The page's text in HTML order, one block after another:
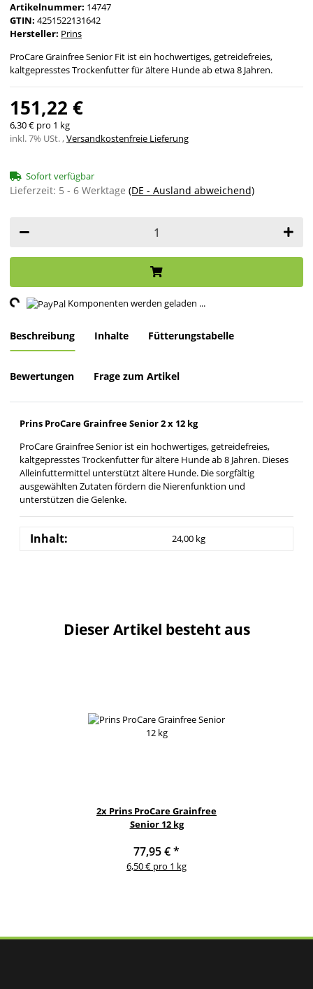
Artikelnummer: 14747
GTIN: 4251522131642
Hersteller: Prins
ProCare Grainfree Senior Fit ist ein hochwertiges, getreidefreies,
kaltgepresstes Trockenfutter für ältere Hunde ab etwa 8 Jahren.
151,22 €
6,30 € pro 1 kg
inkl. 7% USt. ,Versandkostenfreie Lieferung
Sofort verfügbar
Lieferzeit: 5 - 6 Werktage (DE - Ausland abweichend)
Komponenten werden geladen ...
Beschreibung Inhalte Fütterungstabelle
Bewertungen Frage zum Artikel
Prins ProCare Grainfree Senior 2 x 12 kg
ProCare Grainfree Senior ist ein hochwertiges, getreidefreies,
kaltgepresstes Trockenfutter für ältere Hunde ab 8 Jahren. Dieses
Alleinfuttermittel unterstützt ältere Hunde. Die sorgfältig
ausgewählten Zutaten fördern die Nierenfunktion und
unterstützen die Gelenke.
Inhalt: 24,00 kg
Dieser Artikel besteht aus
2x Prins ProCare Grainfree
Senior 12 kg
77,95 €*
6,50 € pro 1 kg